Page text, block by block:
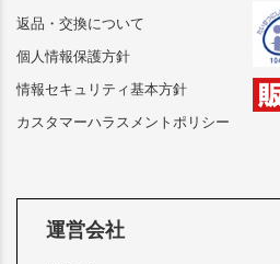
返品・交換について
個人情報保護方針
情報セキュリティ基本方針
カスタマーハラスメントポリシー
運営会社